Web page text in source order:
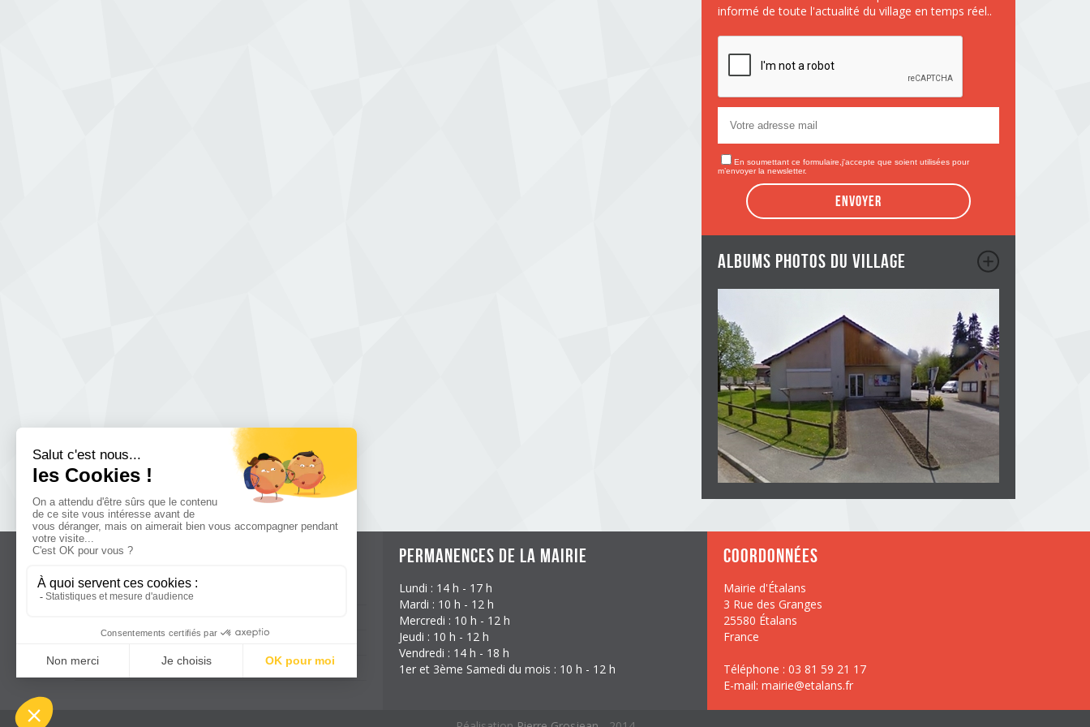
informé de toute l'actualité du village en temps réel..
En soumettant ce formulaire,j'accepte que soient utilisées pour
m’envoyer la newsletter.
Envoyer
albums photos du village
Accès rapide
Accueil
Newsletter
Permanences de la mairie
Lundi : 14 h - 17 h
Mardi : 10 h - 12 h
Mercredi : 10 h - 12 h
Jeudi : 10 h - 12 h
Vendredi : 14 h - 18 h
1er et 3ème Samedi du mois : 10 h - 12 h
Coordonnées
Mairie d'Étalans
3 Rue des Granges
25580 Étalans
France
Téléphone : 03 81 59 21 17
E-mail: mairie@etalans.fr